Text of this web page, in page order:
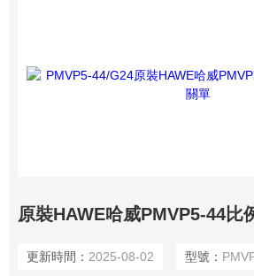
更新時間： 2025-08-02 型號：